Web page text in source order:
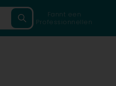
Fannt een
Professionnellen